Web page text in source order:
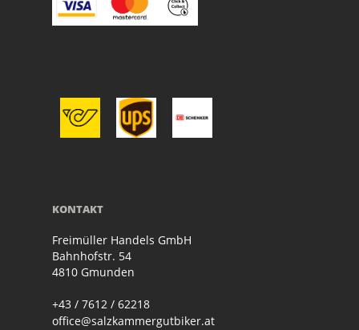
KONTAKT
Freimüller Handels GmbH
Bahnhofstr. 54
4810 Gmunden
+43 / 7612 / 62218
office@salzkammergutbiker.at